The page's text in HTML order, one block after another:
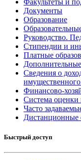
Факультеты и
Документы
Образование
Руководство.
Стипендии и
Платные
Сведения о
имущественного
Финансово-
Система оценки
Часто
Дистанционные
Быстрый доступ